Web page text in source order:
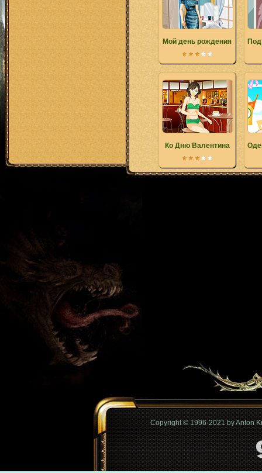
Мой день рождения
Ко Дню Валентина
Copyright © 1996-2021 by Anton